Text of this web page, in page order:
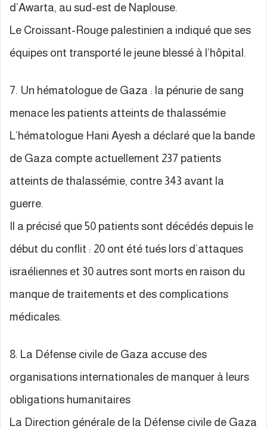
d’Awarta, au sud-est de Naplouse.
Le Croissant-Rouge palestinien a indiqué que ses
équipes ont transporté le jeune blessé à l’hôpital.
7. Un hématologue de Gaza : la pénurie de sang
menace les patients atteints de thalassémie
L’hématologue Hani Ayesh a déclaré que la bande
de Gaza compte actuellement 237 patients
atteints de thalassémie, contre 343 avant la
guerre.
Il a précisé que 50 patients sont décédés depuis le
début du conflit : 20 ont été tués lors d’attaques
israéliennes et 30 autres sont morts en raison du
manque de traitements et des complications
médicales.
8. La Défense civile de Gaza accuse des
organisations internationales de manquer à leurs
obligations humanitaires
La Direction générale de la Défense civile de Gaza